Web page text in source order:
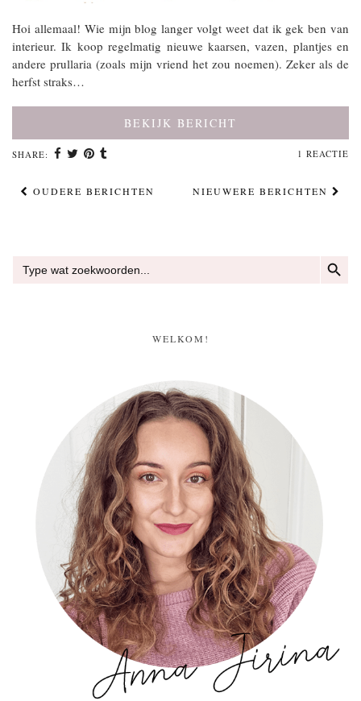
Hoi allemaal! Wie mijn blog langer volgt weet dat ik gek ben van
interieur. Ik koop regelmatig nieuwe kaarsen, vazen, plantjes en
andere prullaria (zoals mijn vriend het zou noemen). Zeker als de
herfst straks…
BEKIJK BERICHT
SHARE: 1 REACTIE
OUDERE BERICHTEN NIEUWERE BERICHTEN
naar:
WELKOM!